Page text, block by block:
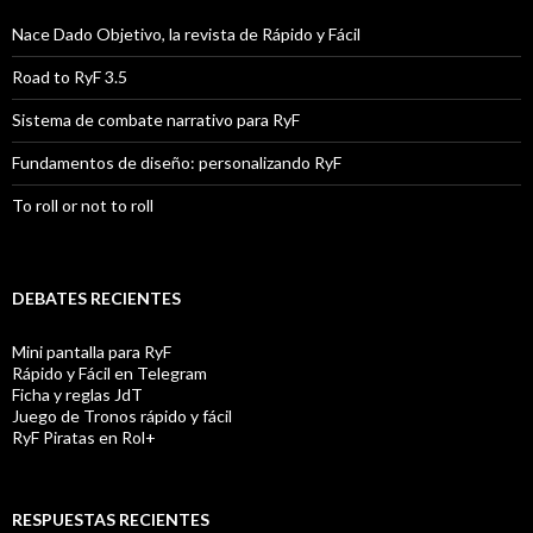
Nace Dado Objetivo, la revista de Rápido y Fácil
Road to RyF 3.5
Sistema de combate narrativo para RyF
Fundamentos de diseño: personalizando RyF
To roll or not to roll
DEBATES RECIENTES
Mini pantalla para RyF
Rápido y Fácil en Telegram
Ficha y reglas JdT
Juego de Tronos rápido y fácil
RyF Piratas en Rol+
RESPUESTAS RECIENTES